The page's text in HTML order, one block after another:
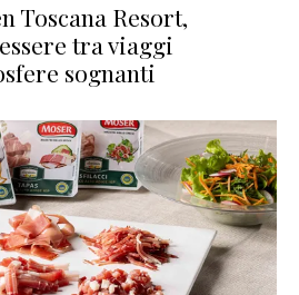
Toscana Resort,
tra viaggi
sognanti